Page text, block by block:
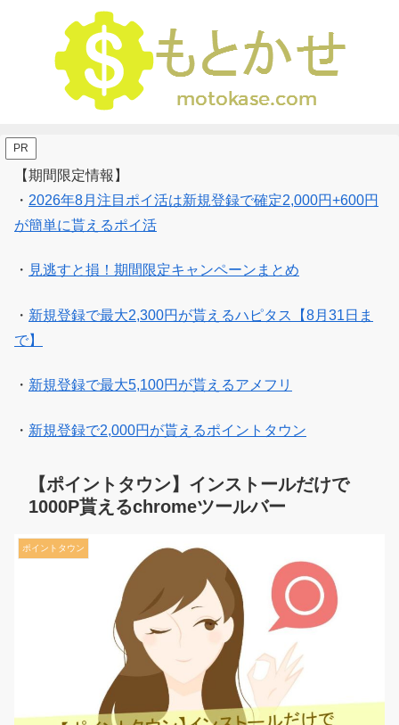
PR
【期間限定情報】
・ 2026年8月注目ポイ活は新規登録で確定2,000円+600円
が簡単に貰えるポイ活
・ 見逃すと損！期間限定キャンペーンまとめ
・ 新規登録で最大2,300円が貰えるハピタス【8月31日ま
で】
・ 新規登録で最大5,100円が貰えるアメフリ
・ 新規登録で2,000円が貰えるポイントタウン
【ポイントタウン】インストールだけで
1000P貰えるchromeツールバー
ポイントタウン